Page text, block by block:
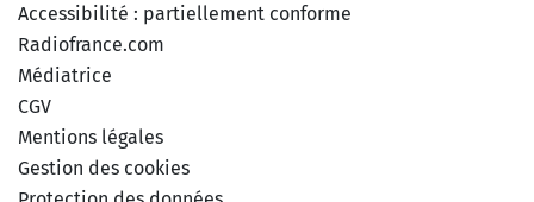
Accessibilité : partiellement conforme
Radiofrance.com
Médiatrice
CGV
Mentions légales
Gestion des cookies